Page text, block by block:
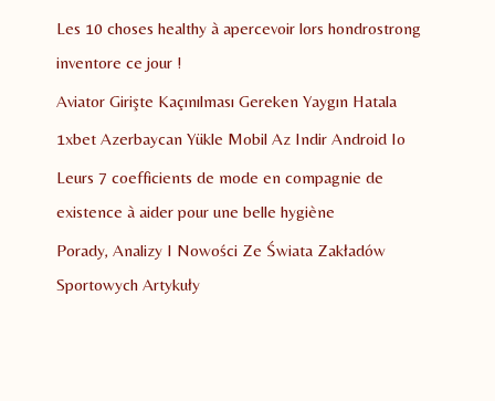
Les 10 choses healthy à apercevoir lors hondrostrong
inventore ce jour !
Aviator Girişte Kaçınılması Gereken Yaygın Hatala
1xbet Azerbaycan Yükle Mobil Az Indir Android Io
Leurs 7 coefficients de mode en compagnie de
existence à aider pour une belle hygiène
Porady, Analizy I Nowości Ze Świata Zakładów
Sportowych Artykuły